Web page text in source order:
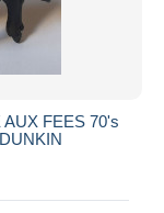
FEES 70's